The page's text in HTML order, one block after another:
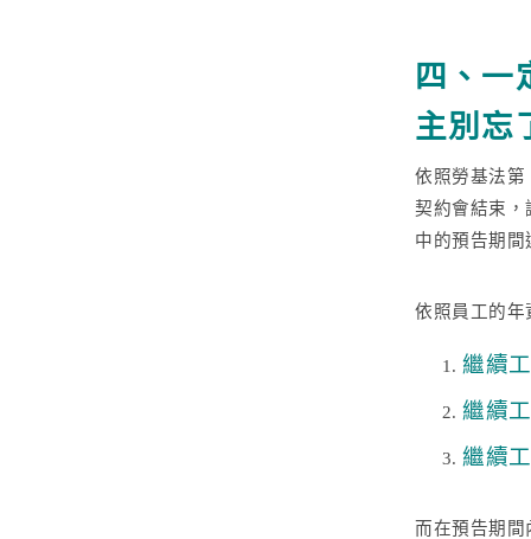
四、一
主別忘
依照勞基法第
契約會結束，
中的預告期
依照員工的年
繼續
繼續
繼續
而在預告期